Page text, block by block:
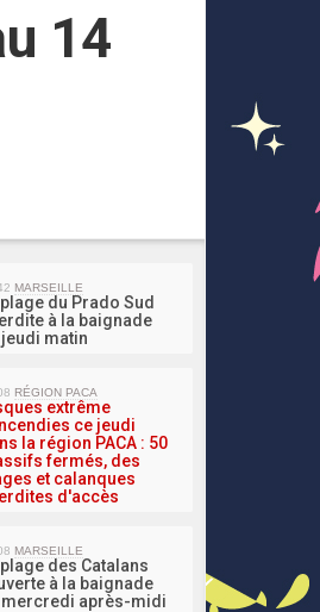
14
MARSEILLE
plage du Prado Sud
à la baignade
matin
RÉGION PACA
extrême
ce jeudi
la région PACA : 50
fermés, des
et calanques
d'accès
MARSEILLE
plage des Catalans
à la baignade
mercredi après-midi